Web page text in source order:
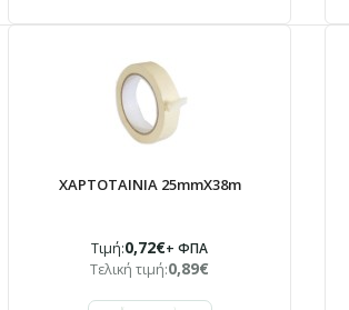
ΧΑΡΤΟΤΑΙΝΙΑ 25mmX38m
Τιμή:0,72€+ ΦΠΑ
Τελική τιμή:0,89€